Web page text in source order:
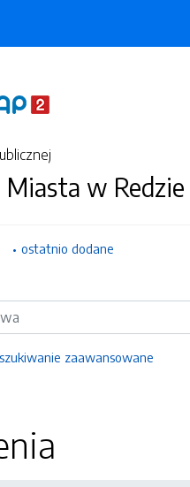
Miasta w Redzie
ostatnio dodane
zaawansowane